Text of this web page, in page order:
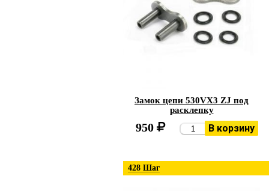
Замок цепи 530VX3 ZJ под
расклепку
950 В корзину
428 Шаг